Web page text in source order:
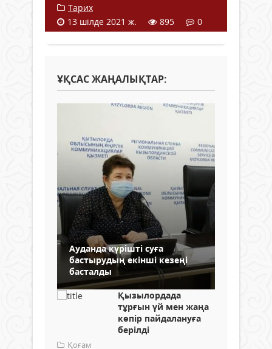
Тарих
13 шілде 2021 ж.
895 0
ҰҚСАС ЖАҢАЛЫҚТАР:
Ауданда күрішті суға
бастырудың екінші кезеңі
басталды
Қызылордада
тұрғын үй мен жаңа
көпір пайдалануға
берілді
Қоғам